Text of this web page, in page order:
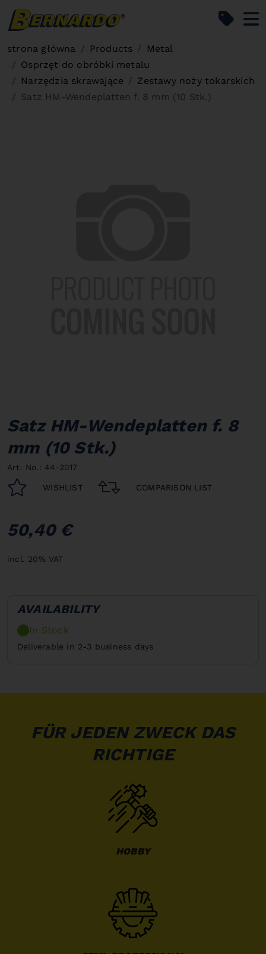
strona główna Products
Metal
Osprzęt do obróbki metalu
Narzędzia skrawające
Zestawy noży tokarskich
Satz HM-Wendeplatten f. 8 mm (10 Stk.)
Satz HM-Wendeplatten f. 8
mm (10 Stk.)
Art. No.: 44-2017
WISHLIST COMPARISON LIST
50,40 €
incl. 20% VAT
AVAILABILITY
In Stock
Deliverable in 2-3 business days
FÜR JEDEN ZWECK DAS
RICHTIGE
HOBBY